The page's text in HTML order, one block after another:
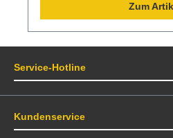
Zum
Service-Hotline
Kundenservice